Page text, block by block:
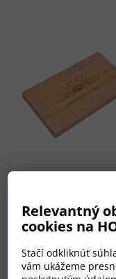
Relevantný
cookies na
Stačí odkliknúť
vám ukážeme
dostanete
návrh